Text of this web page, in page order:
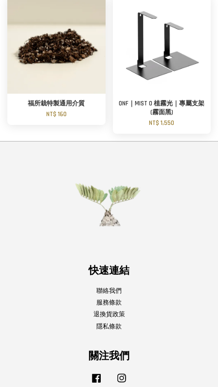
福所栽特製通用介質
NT$ 160
ONF｜MIST O 植霧光｜專屬支架
(霧面黑)
NT$ 1,550
快速連結
聯絡我們
服務條款
退換貨政策
隱私條款
關注我們
Facebook